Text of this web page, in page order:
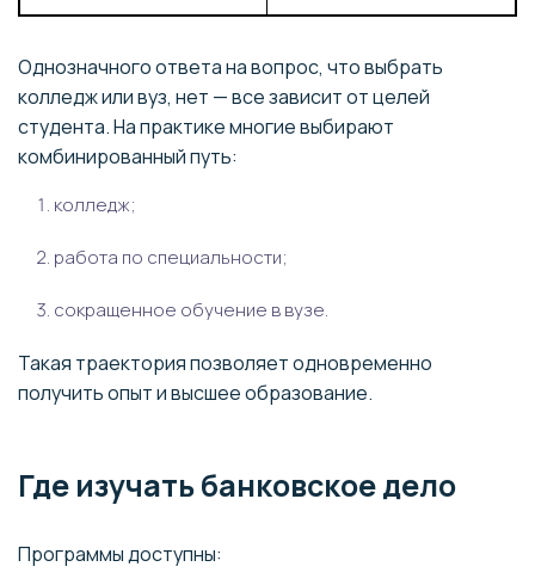
Однозначного ответа на вопрос, что выбрать
колледж или вуз, нет — все зависит от целей
студента. На практике многие выбирают
комбинированный путь:
колледж;
работа по специальности;
сокращенное обучение в вузе.
Такая траектория позволяет одновременно
получить опыт и высшее образование.
Где изучать банковское дело
Программы доступны: